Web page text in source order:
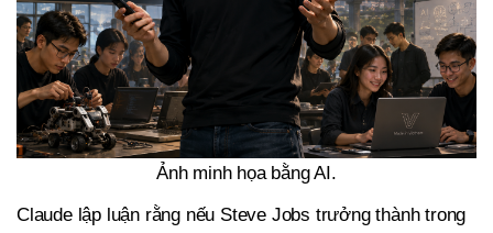
Ảnh minh họa bằng AI.
Claude lập luận rằng nếu Steve Jobs trưởng thành trong